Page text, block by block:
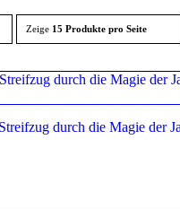
Zeige 15 Produkte pro Seite
durch die Magie der